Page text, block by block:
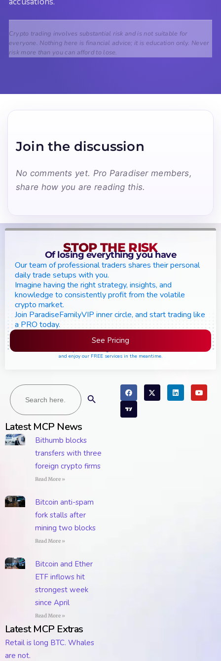
Crypto trading involves substantial risk and is not suitable for
everyone. Nothing here is financial advice; it is education only. Never
risk more than you can afford to lose.
Join the discussion
No comments yet. Pro Paradiser members,
share how you are reading this.
Search
for:
Latest MCP News
Bithumb blocks
transfers with three
foreign crypto firms
Read More »
Bitcoin anti-spam
fork stalls after
mining two blocks
Read More »
Bitcoin and Ether
ETF inflows hit
strongest week
since April
Read More »
Latest MCP Extras
Retail is long BTC. Whales
are not.
STOP THE RISK
Of losing everything you have
Our team of professional traders shares their personal
daily trade setups with you.
Imagine having the right strategy, insights, and
knowledge to consistently profit from the volatile
crypto market.
Join ParadiseFamilyVIP inner circle, and start trading like
a PRO today.
See Pricing
and enjoy our FREE services in the meantime.